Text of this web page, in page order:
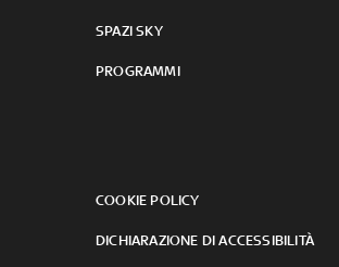
SPAZI SKY
PROGRAMMI
COOKIE POLICY
DICHIARAZIONE DI ACCESSIBILITÀ